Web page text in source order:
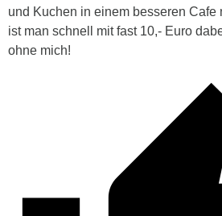
und Kuchen in einem besseren Cafe
ist man schnell mit fast 10,- Euro
ohne mich!